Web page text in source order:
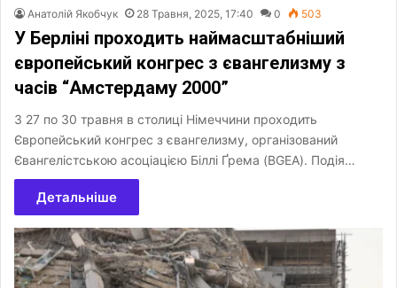
Анатолій Якобчук 28 Травня, 2025, 17:40 0 503
У Берліні проходить наймасштабніший
європейський конгрес з євангелизму з
часів “Амстердаму 2000”
З 27 по 30 травня в столиці Німеччини проходить
Європейський конгрес з євангелизму, організований
Євангелістською асоціацією Біллі Ґрема (BGEA). Подія…
Детальніше